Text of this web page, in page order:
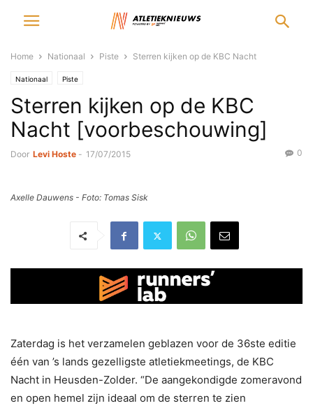
Home Nationaal Piste Sterren kijken op de KBC Nacht
Nationaal Piste
Sterren kijken op de KBC
Nacht [voorbeschouwing]
Door Levi Hoste - 17/07/2015 0
Axelle Dauwens - Foto: Tomas Sisk
Zaterdag is het verzamelen geblazen voor de 36ste editie
één van ’s lands gezelligste atletiekmeetings, de KBC
Nacht in Heusden-Zolder. “De aangekondigde zomeravond
en open hemel zijn ideaal om de sterren te zien